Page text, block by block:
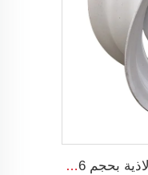
قرص عجلة مخصص أقراص عجلات فولاذية بحجم 16 بوصة 4.5Ex16 قرص زراعي لإطارات 5.50-16